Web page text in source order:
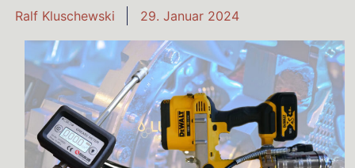
Ralf Kluschewski 29. Januar 2024